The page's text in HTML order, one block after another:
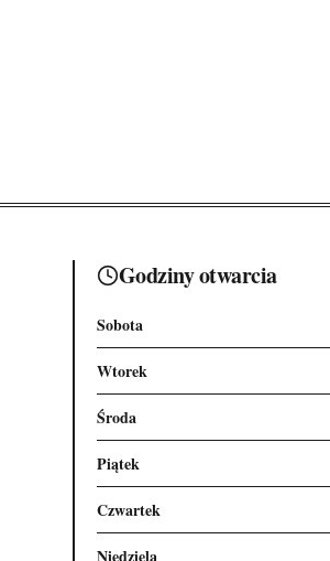
Godziny otwarcia
Sobota
Wtorek
Środa
Piątek
Czwartek
Niedziela